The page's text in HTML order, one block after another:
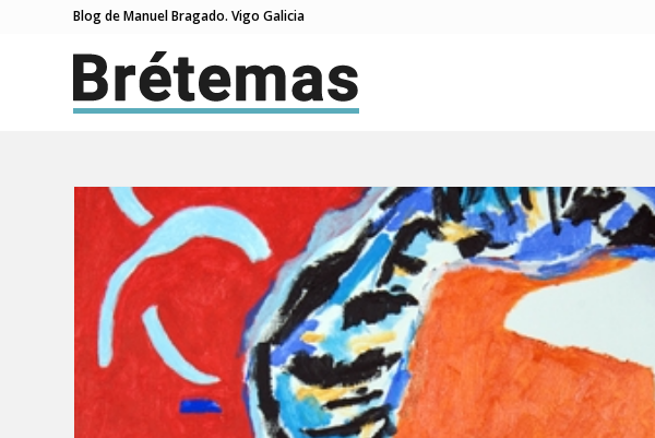
Blog de Manuel Bragado. Vigo Galicia